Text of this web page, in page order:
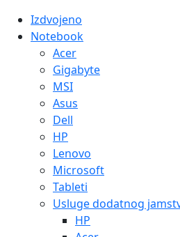
Izdvojeno
Notebook
Acer
Gigabyte
MSI
Asus
Dell
HP
Lenovo
Microsoft
Tableti
Usluge dodatnog
HP